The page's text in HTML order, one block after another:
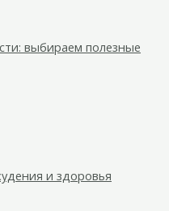
выбираем полезные
и здоровья